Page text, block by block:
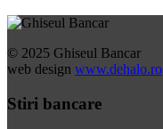
© 2025 Ghiseul Bancar
web design www.dehalo.ro
Stiri bancare